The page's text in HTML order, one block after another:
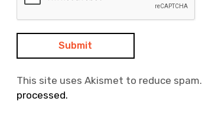
This site uses Akismet to reduce spam.
processed.